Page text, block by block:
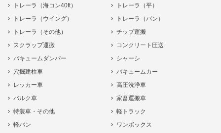
トレーラ（海コン40ft）
トレーラ（平）
トレーラ（ウイング）
トレーラ（バン）
トレーラ（その他）
チップ運搬
スクラップ運搬
コンクリート圧送
バキュームダンパー
シャーシ
穴掘建柱車
バキュームカー
レッカー車
高圧洗浄車
バルク車
家畜運搬車
特装車・その他
軽トラック
軽バン
ワンボックス